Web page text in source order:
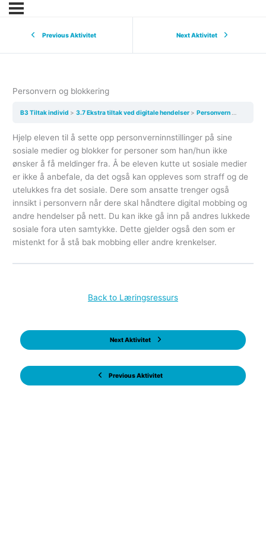
Previous Aktivitet Next Aktivitet
Personvern og blokkering
B3 Tiltak individ 3.7 Ekstra tiltak ved digitale hendelser Personvern og blokkering
Hjelp eleven til å sette opp personverninnstillinger på sine
sosiale medier og blokker for personer som han/hun ikke
ønsker å få meldinger fra. Å be eleven kutte ut sosiale medier
er ikke å anbefale, da det også kan oppleves som straff og de
utelukkes fra det sosiale. Dere som ansatte trenger også
innsikt i personvern når dere skal håndtere digital mobbing og
andre hendelser på nett. Du kan ikke gå inn på andres lukkede
sosiale fora uten samtykke. Dette gjelder også den som er
mistenkt for å stå bak mobbing eller andre krenkelser.
Previous Aktivitet
Back to Læringsressurs
Next Aktivitet